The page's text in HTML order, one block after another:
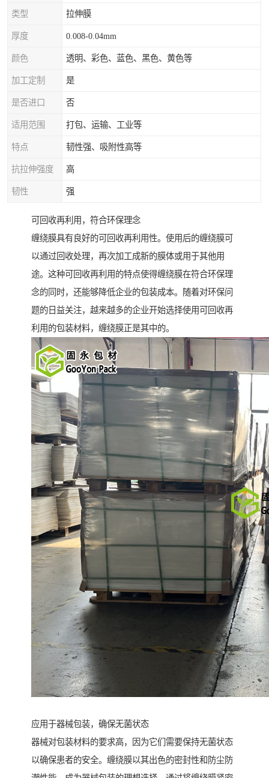
类型 拉伸膜
厚度 0.008-0.04mm
颜色 透明、彩色、蓝色、黑色、黄色等
加工定制 是
是否进口 否
适用范围 打包、运输、工业等
特点 韧性强、吸附性高等
抗拉伸强度 高
韧性 强
可回收再利用，符合环保理念
缠绕膜具有良好的可回收再利用性。使用后的缠绕膜可
以通过回收处理，再次加工成新的膜体或用于其他用
途。这种可回收再利用的特点使得缠绕膜在符合环保理
念的同时，还能够降低企业的包装成本。随着对环保问
题的日益关注，越来越多的企业开始选择使用可回收再
利用的包装材料，缠绕膜正是其中的。
应用于器械包装，确保无菌状态
器械对包装材料的要求高，因为它们需要保持无菌状态
以确保患者的安全。缠绕膜以其出色的密封性和防尘防